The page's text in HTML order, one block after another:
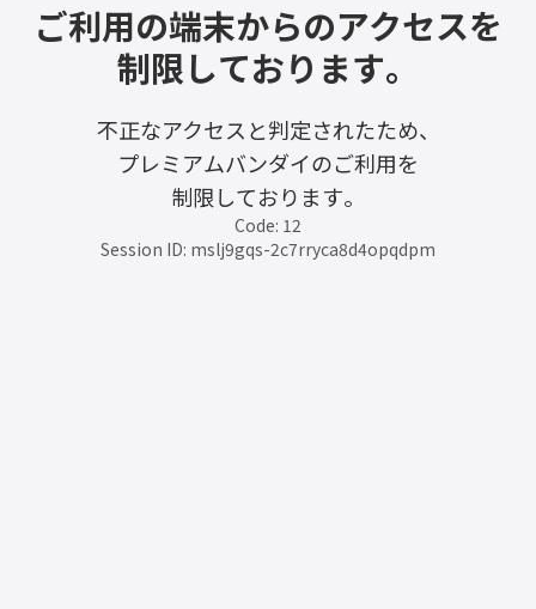
ご利用の端末からのアクセスを
制限しております。
不正なアクセスと判定されたため、
プレミアムバンダイのご利用を
制限しております。
Code: 12
Session ID: mslj9gqs-2c7rryca8d4opqdpm